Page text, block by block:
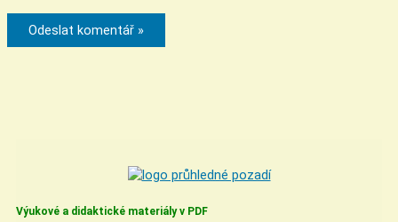
Výukové a didaktické materiály v PDF